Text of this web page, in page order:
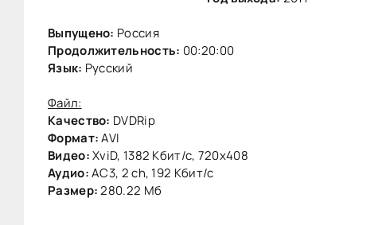
Выпущено: Россия
Продолжительность: 00:20:00
Язык: Русский
Файл:
Качество: DVDRip
Формат:AVI
Видео:XviD, 1382 Кбит/с, 720x408
Аудио:AC3, 2 ch, 192 Кбит/с
Размер:280.22 Мб